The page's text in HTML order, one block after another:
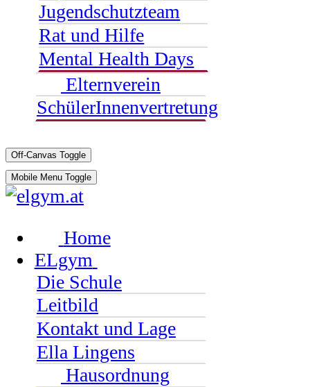
Jugendschutzteam
Rat und Hilfe
Mental Health Days
Elternverein
SchülerInnenvertretung
Off-Canvas Toggle
Mobile Menu Toggle
Home
ELgym
Die Schule
Leitbild
Kontakt und Lage
Ella Lingens
Hausordnung